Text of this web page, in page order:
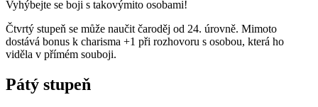
Vyhýbejte se boji s takovýmito osobami!
Čtvrtý stupeň se může naučit čaroděj od 24. úrovně. Mimoto
dostává bonus k charisma +1 při rozhovoru s osobou, která ho
viděla v přímém souboji.
Pátý stupeň